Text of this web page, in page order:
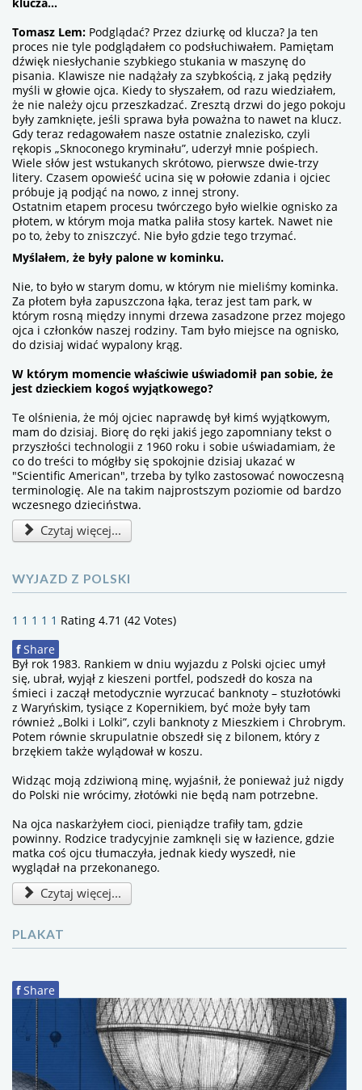
Tomasz Lem: Podglądać? Przez dziurkę od klucza? Ja ten
proces nie tyle podglądałem co podsłuchiwałem. Pamiętam
dźwięk niesłychanie szybkiego stukania w maszynę do
pisania. Klawisze nie nadążały za szybkością, z jaką pędziły
myśli w głowie ojca. Kiedy to słyszałem, od razu wiedziałem,
że nie należy ojcu przeszkadzać. Zresztą drzwi do jego pokoju
były zamknięte, jeśli sprawa była poważna to nawet na klucz.
Gdy teraz redagowałem nasze ostatnie znalezisko, czyli
rękopis „Sknoconego kryminału”, uderzył mnie pośpiech.
Wiele słów jest wstukanych skrótowo, pierwsze dwie-trzy
litery. Czasem opowieść ucina się w połowie zdania i ojciec
próbuje ją podjąć na nowo, z innej strony.
Ostatnim etapem procesu twórczego było wielkie ognisko za
płotem, w którym moja matka paliła stosy kartek. Nawet nie
po to, żeby to zniszczyć. Nie było gdzie tego trzymać.
Myślałem, że były palone w kominku.
Nie, to było w starym domu, w którym nie mieliśmy kominka.
Za płotem była zapuszczona łąka, teraz jest tam park, w
którym rosną między innymi drzewa zasadzone przez mojego
ojca i członków naszej rodziny. Tam było miejsce na ognisko,
do dzisiaj widać wypalony krąg.
W którym momencie właściwie uświadomił pan sobie, że
jest dzieckiem kogoś wyjątkowego?
Te olśnienia, że mój ojciec naprawdę był kimś wyjątkowym,
mam do dzisiaj. Biorę do ręki jakiś jego zapomniany tekst o
przyszłości technologii z 1960 roku i sobie uświadamiam, że
co do treści to mógłby się spokojnie dzisiaj ukazać w
"Scientific American", trzeba by tylko zastosować nowoczesną
terminologię. Ale na takim najprostszym poziomie od bardzo
wczesnego dzieciństwa.
Czytaj więcej...
WYJAZD Z POLSKI
1 1 1 1 1 Rating 4.71 (42 Votes)
f Share
Był rok 1983. Rankiem w dniu wyjazdu z Polski ojciec umył
się, ubrał, wyjął z kieszeni portfel, podszedł do kosza na
śmieci i zaczął metodycznie wyrzucać banknoty – stuzłotówki
z Waryńskim, tysiące z Kopernikiem, być może były tam
również „Bolki i Lolki”, czyli banknoty z Mieszkiem i Chrobrym.
Potem równie skrupulatnie obszedł się z bilonem, który z
brzękiem także wylądował w koszu.
Widząc moją zdziwioną minę, wyjaśnił, że ponieważ już nigdy
do Polski nie wrócimy, złotówki nie będą nam potrzebne.
Na ojca naskarżyłem cioci, pieniądze trafiły tam, gdzie
powinny. Rodzice tradycyjnie zamknęli się w łazience, gdzie
matka coś ojcu tłumaczyła, jednak kiedy wyszedł, nie
wyglądał na przekonanego.
Czytaj więcej...
PLAKAT
f Share